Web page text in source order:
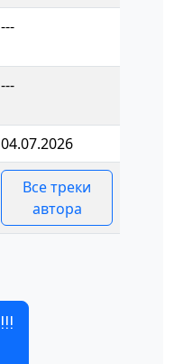
---
---
04.07.2026
Все треки
автора